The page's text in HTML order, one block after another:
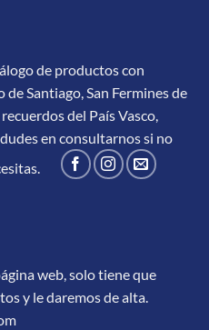
de productos con
Santiago, San Fermines de
del País Vasco,
en consultarnos si no
web, solo tiene que
y le daremos de alta.